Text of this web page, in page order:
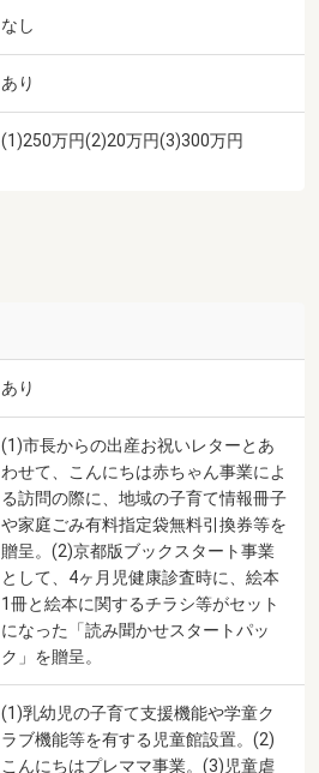
なし
あり
(1)250万円(2)20万円(3)300万円
あり
(1)市長からの出産お祝いレターとあ
わせて、こんにちは赤ちゃん事業によ
る訪問の際に、地域の子育て情報冊子
や家庭ごみ有料指定袋無料引換券等を
贈呈。(2)京都版ブックスタート事業
として、4ヶ月児健康診査時に、絵本
1冊と絵本に関するチラシ等がセット
になった「読み聞かせスタートパッ
ク」を贈呈。
(1)乳幼児の子育て支援機能や学童ク
ラブ機能等を有する児童館設置。(2)
こんにちはプレママ事業。(3)児童虐